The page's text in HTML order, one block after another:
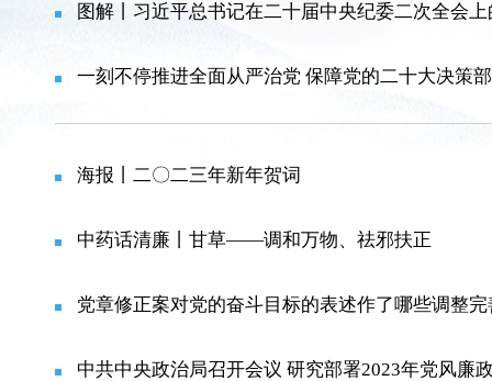
图解丨习近平总书记在二十届中央纪委二次全会
一刻不停推进全面从严治党 保障党的二十大决策
海报丨二〇二三年新年贺词
中药话清廉丨甘草——调和万物、祛邪扶正
党章修正案对党的奋斗目标的表述作了哪些调整完
中共中央政治局召开会议 研究部署2023年党风廉